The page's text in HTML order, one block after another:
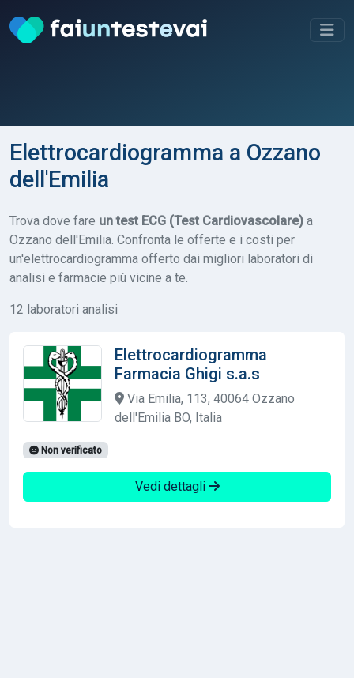
Elettrocardiogramma a Ozzano
dell'Emilia
Trova dove fare un test ECG (Test Cardiovascolare) a
Ozzano dell'Emilia. Confronta le offerte e i costi per
un'elettrocardiogramma offerto dai migliori laboratori di
analisi e farmacie più vicine a te.
12 laboratori analisi
Elettrocardiogramma
Farmacia Ghigi s.a.s
Via Emilia, 113, 40064 Ozzano
dell'Emilia BO, Italia
Non verificato
Vedi dettagli